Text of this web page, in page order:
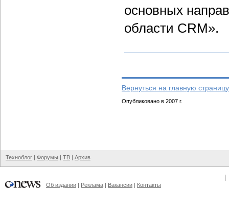
основных
области CRM».
Вернуться на главную
Опубликовано в 2007 г.
Техноблог | Форумы | ТВ | Архив
Об издании | Реклама | Вакансии | Контакты